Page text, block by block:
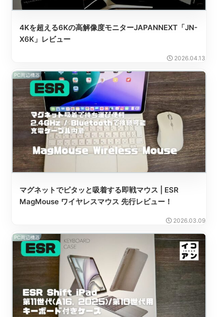
4Kを超える6Kの高解像度モニターJAPANNEXT「JN-
X6K」レビュー
2026.04.13
PC周辺機器
マグネットでピタッと吸着する即戦マウス | ESR
MagMouse ワイヤレスマウス 先行レビュー！
2026.03.09
PC周辺機器